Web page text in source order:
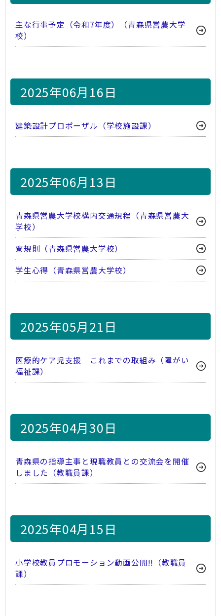
主な行事予定（令和7年度）（青森県営農大学
校）
2025年06月16日
建築設計プロポーザル（学校施設課）
2025年06月13日
青森県営農大学校構内交通規程（青森県営農大
学校）
寮規則（青森県営農大学校）
学生心得（青森県営農大学校）
2025年05月21日
医療的ケア児支援 これまでの取組み（障がい
福祉課）
2025年04月30日
青森県の指導主事と現職教員との交流会を開催
しました（教職員課）
2025年04月15日
小学校教員プロモーション動画公開!!（教職員
課）